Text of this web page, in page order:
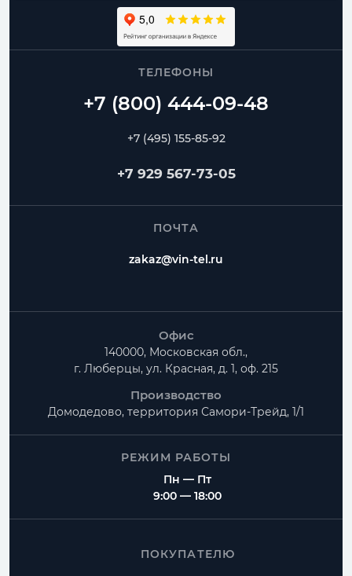
ТЕЛЕФОНЫ
+7 (495) 155-85-92
+7 929 567-73-05
ПОЧТА
zakaz@vin-tel.ru
Офис
140000, Московская обл.,
г. Люберцы, ул. Красная, д. 1, оф. 215
Производство
Домодедово, территория Самори-Трейд, 1/1
РЕЖИМ РАБОТЫ
Пн — Пт
9:00 — 18:00
ПОКУПАТЕЛЮ